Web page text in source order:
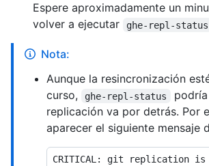
Espere aproximadamente un
volver a ejecutar
ghe-repl-status
Nota:
Aunque la resincronización
curso,
ghe-repl-status
replicación va por detrás. Por
aparecer el siguiente mensaje
CRITICAL: git replication is